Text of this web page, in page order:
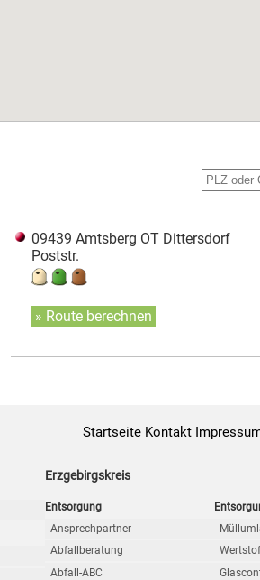
09439 Amtsberg OT Dittersdorf
Poststr.
» Route berechnen
Startseite Kontakt
Erzgebirgskreis
Entsorgung
Ansprechpartner
Abfallberatung
Abfall-ABC